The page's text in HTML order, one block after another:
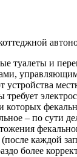
туалеты и
– по сути
каждой
более